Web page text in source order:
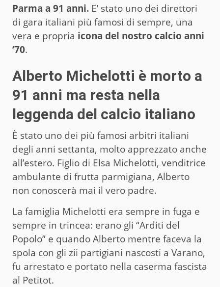
Parma a 91 anni. E’ stato uno dei direttori
di gara italiani più famosi di sempre, una
vera e propria icona del nostro calcio anni
’70.
Alberto Michelotti è morto a
91 anni ma resta nella
leggenda del calcio italiano
È stato uno dei più famosi arbitri italiani
degli anni settanta, molto apprezzato anche
all’estero. Figlio di Elsa Michelotti, venditrice
ambulante di frutta parmigiana, Alberto
non conoscerà mai il vero padre.
La famiglia Michelotti era sempre in fuga e
sempre in trincea: erano gli “Arditi del
Popolo” e quando Alberto mentre faceva la
spola con gli zii partigiani nascosti a Varano,
fu arrestato e portato nella caserma fascista
al Petitot.